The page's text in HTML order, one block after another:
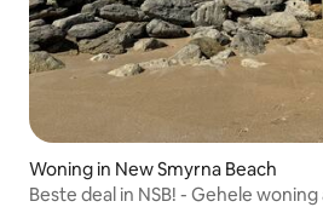
Woning in New Smyrna Beach
Beste deal in NSB! - Gehele